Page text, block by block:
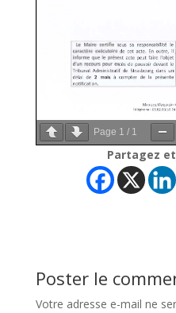
Page 1 / 1
Partagez
Poster le
Votre adresse e-mail ne